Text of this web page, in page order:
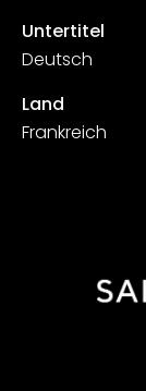
Untertitel
Deutsch
Land
Frankreich